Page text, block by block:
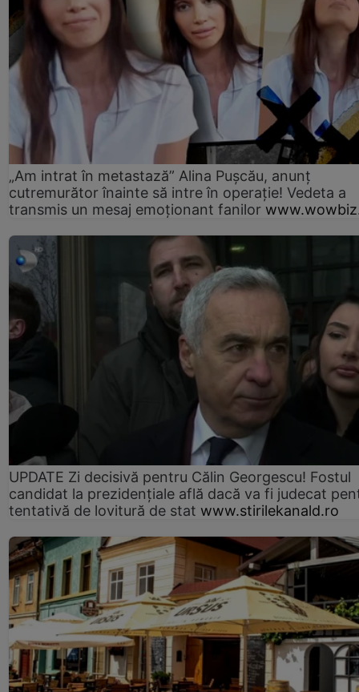
„Am intrat în metastază” Alina Pușcău, anunț
cutremurător înainte să intre în operație! Vedeta a
transmis un mesaj emoționant fanilor
UPDATE Zi decisivă pentru Călin Georgescu! Fostul
candidat la prezidențiale află dacă va fi judecat
tentativă de lovitură de stat www.stirilekanald.ro